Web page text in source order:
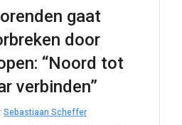
gaat
door
“Noord tot
verbinden”
Sebastiaan Scheffer